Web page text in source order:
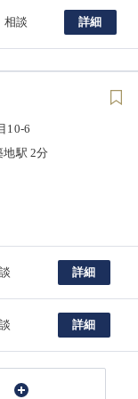
相談 詳細
10-6
駅 2分
詳細
詳細